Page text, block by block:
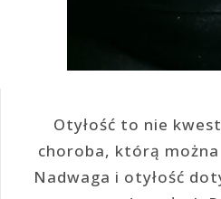
Otyłość to nie
choroba, którą
Nadwaga i otyłość